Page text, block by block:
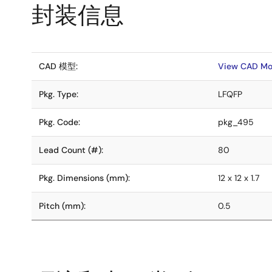
封装信息
CAD 模型: View CAD
Pkg. Type: LFQFP
Pkg. Code: pkg_495
Lead Count (#): 80
Pkg. Dimensions (mm): 12 x 12 x 1.7
Pitch (mm): 0.5